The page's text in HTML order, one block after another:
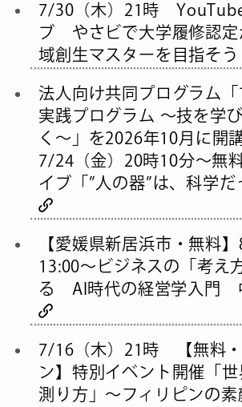
7/30（木）21時
ブ やさビで大学履修認定
域創生マスターを目指そ
法人向け共同プログラム「
実践プログラム 〜技を学
く〜」を2026年10月に開
7/24（金）20時10分～無
イブ「”人の器”は、科学
【愛媛県新居浜市・無料】
13:00〜ビジネスの「考え
る AI時代の経営学入門
7/16（木）21時 【無料・
ン】特別イベント開催「世
測り方」〜フィリピンの素